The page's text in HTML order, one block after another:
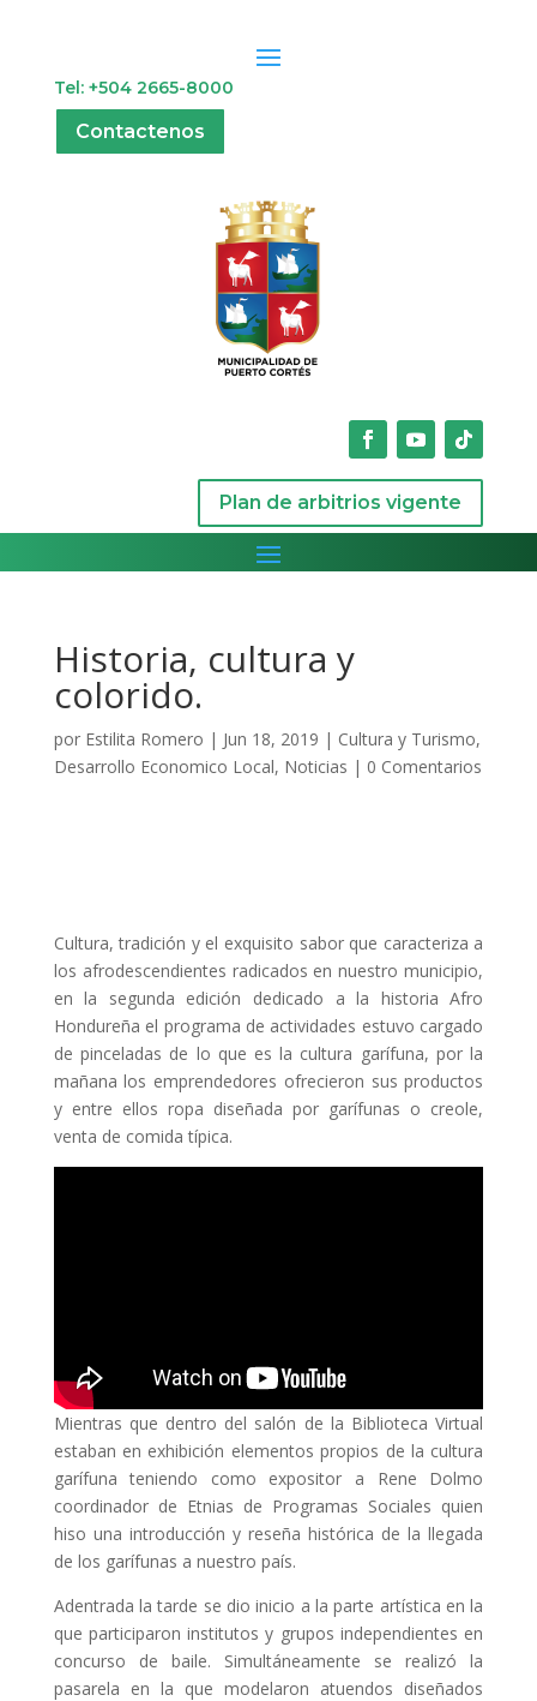
Tel: +504 2665-8000
Contactenos
Plan de arbitrios vigente
Historia, cultura y
colorido.
por Estilita Romero | Jun 18, 2019 | Cultura y Turismo,
Desarrollo Economico Local, Noticias | 0 Comentarios
Cultura, tradición y el exquisito sabor que caracteriza a
los afrodescendientes radicados en nuestro municipio,
en la segunda edición dedicado a la historia Afro
Hondureña el programa de actividades estuvo cargado
de pinceladas de lo que es la cultura garífuna, por la
mañana los emprendedores ofrecieron sus productos
y entre ellos ropa diseñada por garífunas o creole,
venta de comida típica.
Mientras que dentro del salón de la Biblioteca Virtual
estaban en exhibición elementos propios de la cultura
garífuna teniendo como expositor a Rene Dolmo
coordinador de Etnias de Programas Sociales quien
hiso una introducción y reseña histórica de la llegada
de los garífunas a nuestro país.
Adentrada la tarde se dio inicio a la parte artística en la
que participaron institutos y grupos independientes en
concurso de baile. Simultáneamente se realizó la
pasarela en la que modelaron atuendos diseñados